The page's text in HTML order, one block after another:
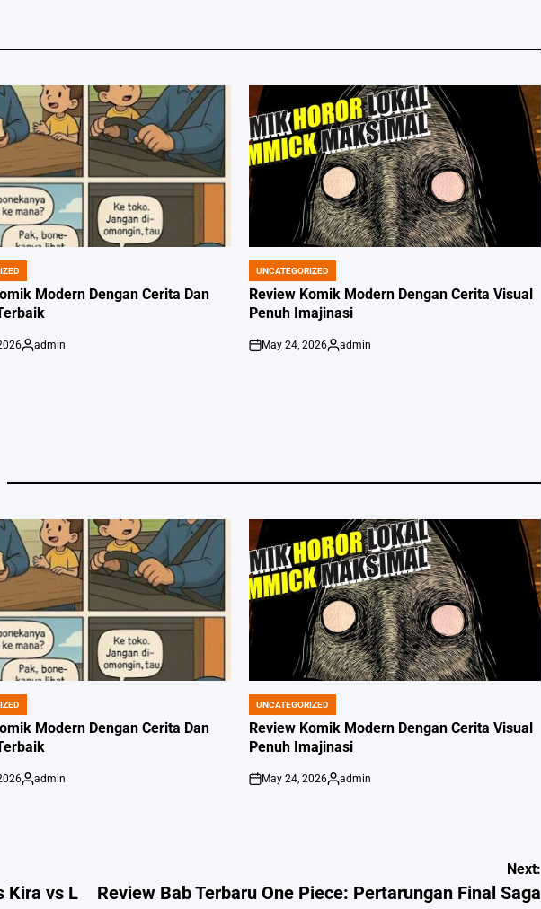
Modern Dengan Cerita Dan
Posted
admin
POSTED
IN
UNCATEGORIZED
Review Komik Modern Dengan Cerita Visual
Penuh Imajinasi
on
May 24, 2026
Posted
admin
Modern Dengan Cerita Dan
Posted
admin
POSTED
IN
UNCATEGORIZED
Review Komik Modern Dengan Cerita Visual
Penuh Imajinasi
on
May 24, 2026
Posted
admin
Kira vs L
Next:
Review Bab Terbaru One Piece: Pertarungan Final Saga